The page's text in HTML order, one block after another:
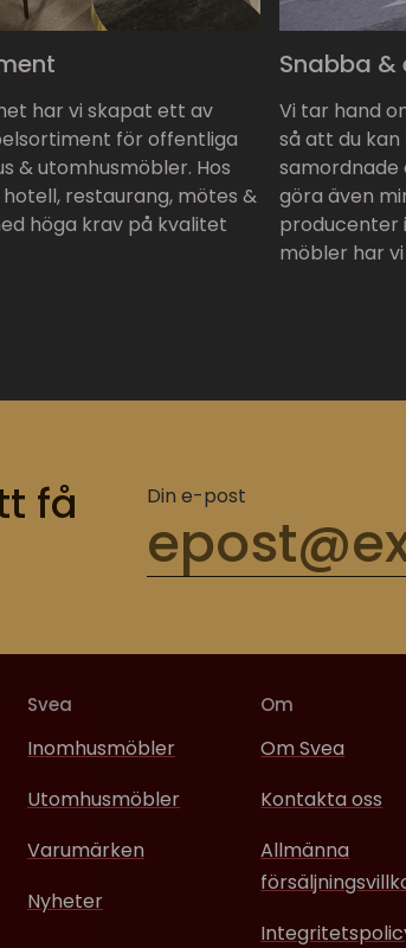
har vi skapat ett av
för offentliga
& utomhusmöbler. Hos
restaurang, mötes &
höga krav på kvalitet
Snabba &
Vi tar hand
så att du
samordnade
göra även
producenter
möbler har
få
Din e-post
Svea
Inomhusmöbler
Utomhusmöbler
Varumärken
Nyheter
Om
Om Svea
Kontakta oss
Allmänna